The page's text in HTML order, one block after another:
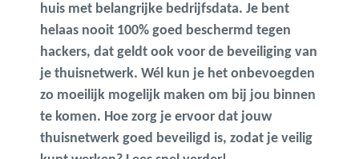
huis met belangrijke bedrijfsdata. Je bent
helaas nooit 100% goed beschermd tegen
hackers, dat geldt ook voor de beveiliging van
je thuisnetwerk. Wél kun je het onbevoegden
zo moeilijk mogelijk maken om bij jou binnen
te komen. Hoe zorg je ervoor dat jouw
thuisnetwerk goed beveiligd is, zodat je veilig